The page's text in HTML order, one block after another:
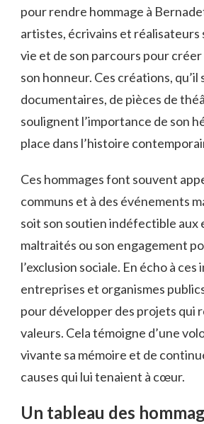
pour rendre hommage à
artistes, écrivains et réalisateurs
vie et de son parcours pour
son honneur. Ces créations, qu’il
documentaires, de pièces de
soulignent l’importance de son
place dans l’histoire
Ces hommages font souvent
communs et à des événements
soit son soutien indéfectible aux
maltraités ou son engagement
l’exclusion sociale. En écho à
entreprises et organismes
pour développer des projets qui
valeurs. Cela témoigne d’une
vivante sa mémoire et de
causes qui lui tenaient à cœur.
Un tableau des